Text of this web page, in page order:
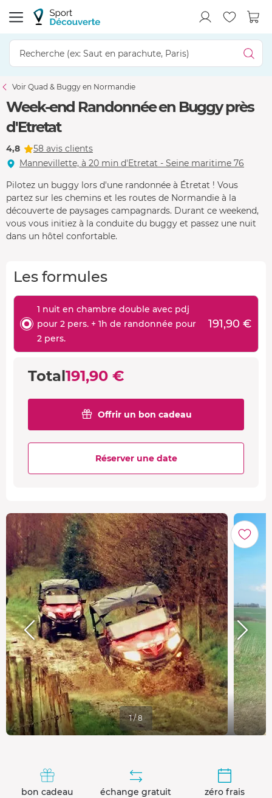
Voir Quad & Buggy en Normandie
Week-end Randonnée en Buggy près
d'Etretat
4,8
58 avis clients
Mannevillette, à 20 min d'Etretat - Seine maritime 76
Pilotez un buggy lors d'une randonnée à Étretat ! Vous
partez sur les chemins et les routes de Normandie à la
découverte de paysages campagnards. Durant ce weekend,
vous vous initiez à la conduite du buggy et passez une nuit
dans un hôtel confortable.
Les formules
1 nuit en chambre double avec pdj
pour 2 pers. + 1h de randonnée pour
2 pers.
191,90 €
Total191,90 €
Offrir un bon cadeau
Réserver une date
1 / 8
bon cadeau
échange gratuit
zéro frais